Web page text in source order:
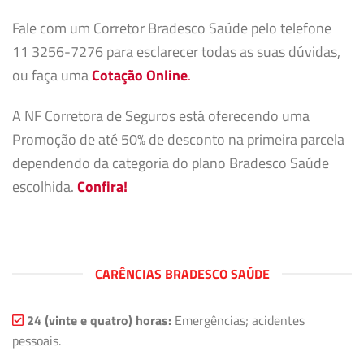
Fale com um Corretor Bradesco Saúde pelo telefone
11 3256-7276 para esclarecer todas as suas dúvidas,
ou faça umaCotação Online.
A NF Corretora de Seguros está oferecendo uma
Promoção de até 50% de desconto na primeira parcela
dependendo da categoria do plano Bradesco Saúde
escolhida.Confira!
CARÊNCIAS BRADESCO SAÚDE
24 (vinte e quatro) horas: Emergências; acidentes
pessoais.